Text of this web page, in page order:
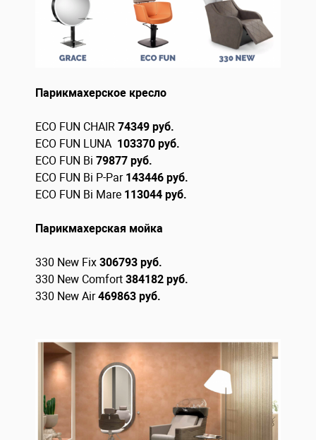
Парикмахерское кресло
ECO FUN CHAIR 74349 руб.
ECO FUN LUNA 103370руб.
ECO FUN Bi 79877 руб.
ECO FUN Bi P-Par 143446 руб.
ECO FUN Bi Mare 113044 руб.
Парикмахерская мойка
330 New Fix 306793руб.
330 New Comfort 384182 руб.
330 New Air469863 руб.